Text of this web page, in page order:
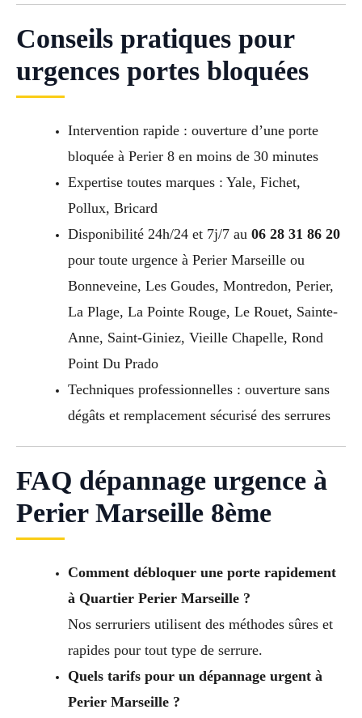
Conseils pratiques pour
urgences portes bloquées
Intervention rapide : ouverture d’une porte
bloquée à Perier 8 en moins de 30 minutes
Expertise toutes marques : Yale, Fichet,
Pollux, Bricard
Disponibilité 24h/24 et 7j/7 au 06 28 31 86 20
pour toute urgence à Perier Marseille ou
Bonneveine, Les Goudes, Montredon, Perier,
La Plage, La Pointe Rouge, Le Rouet, Sainte-
Anne, Saint-Giniez, Vieille Chapelle, Rond
Point Du Prado
Techniques professionnelles : ouverture sans
dégâts et remplacement sécurisé des serrures
FAQ dépannage urgence à
Perier Marseille 8ème
Comment débloquer une porte rapidement
à Quartier Perier Marseille ?
Nos serruriers utilisent des méthodes sûres et
rapides pour tout type de serrure.
Quels tarifs pour un dépannage urgent à
Perier Marseille ?